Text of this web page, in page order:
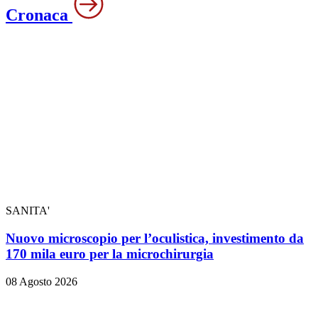
Cronaca
SANITA'
Nuovo microscopio per l’oculistica, investimento da
170 mila euro per la microchirurgia
08 Agosto 2026